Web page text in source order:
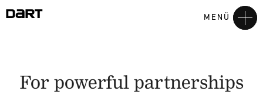
MENÜ
For powerful partnerships